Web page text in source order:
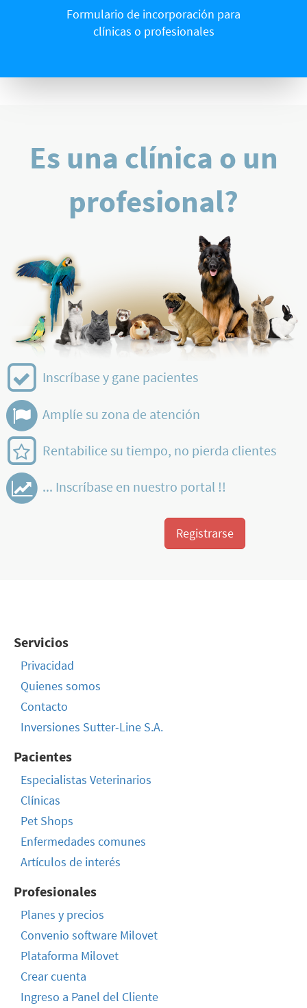
Formulario de incorporación para
clínicas o profesionales
Es una clínica o un
profesional?
Inscríbase y gane pacientes
Amplíe su zona de atención
Rentabilice su tiempo, no pierda clientes
... Inscríbase en nuestro portal !!
Registrarse
Servicios
Privacidad
Quienes somos
Contacto
Inversiones Sutter-Line S.A.
Pacientes
Especialistas Veterinarios
Clínicas
Pet Shops
Enfermedades comunes
Artículos de interés
Profesionales
Planes y precios
Convenio software Milovet
Plataforma Milovet
Crear cuenta
Ingreso a Panel del Cliente